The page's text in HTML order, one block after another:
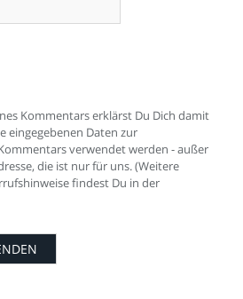
Kommentars erklärst Du Dich damit
eingegebenen Daten zur
verwendet werden - außer
die ist nur für uns. (Weitere
findest Du in der